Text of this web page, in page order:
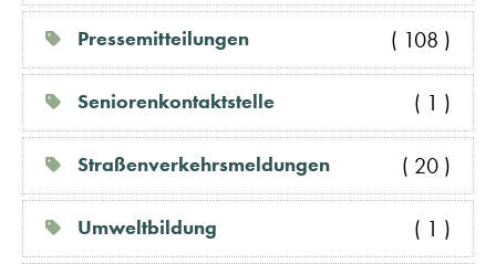
Pressemitteilungen ( 108 )
Seniorenkontaktstelle ( 1 )
Straßenverkehrsmeldungen ( 20 )
Umweltbildung ( 1 )